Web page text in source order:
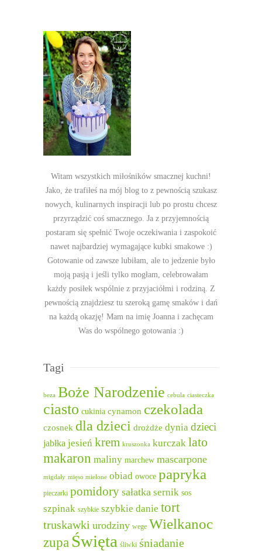
Witam wszystkich miłośników smacznej kuchni!
Jako, że trafiłeś na mój blog to z pewnością szukasz
nowych, kulinarnych inspiracji lub po prostu chcesz
przyrządzić coś smacznego. Ja z przyjemnością
postaram się spełnić Twoje oczekiwania i zaspokoić
nawet najbardziej wymagające kubki smakowe :)
Gotowanie od zawsze lubiłam, ale to jedzenie było
moją pasją i jeśli tylko mogłam, celebrowałam
każdy posiłek wspólnie z przyjaciółmi i rodziną. Z
pewnością znajdziesz tu szeroką gamę smaków i dań
na każdą okazję! Mam na imię Joanna i zachęcam
Was do wspólnego gotowania :)
Tagi
beza Boże Narodzenie cebula ciasteczka
ciasto cukinia cynamon czekolada
czosnek dla dzieci drożdże dynia dzieci
jabłka jesień krem kruszonka kurczak lato
makaron maliny marchew mascarpone
migdały mięso mielone obiad owoce papryka
pieczarki pomidory sałatka sernik sos
szpinak szybkie szybkie danie tort
truskawki urodziny wege Wielkanoc
zupa Święta śliwki śniadanie